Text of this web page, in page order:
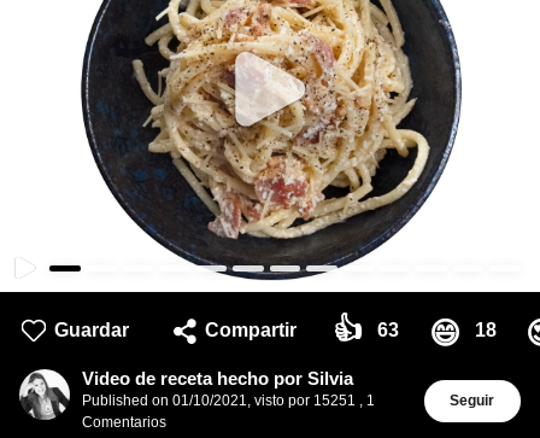
Guardar Compartir 👍 63 😄 18
Video de receta hecho por Silvia
Published on 01/10/2021, visto por 15251 , 1
Comentarios
Seguir